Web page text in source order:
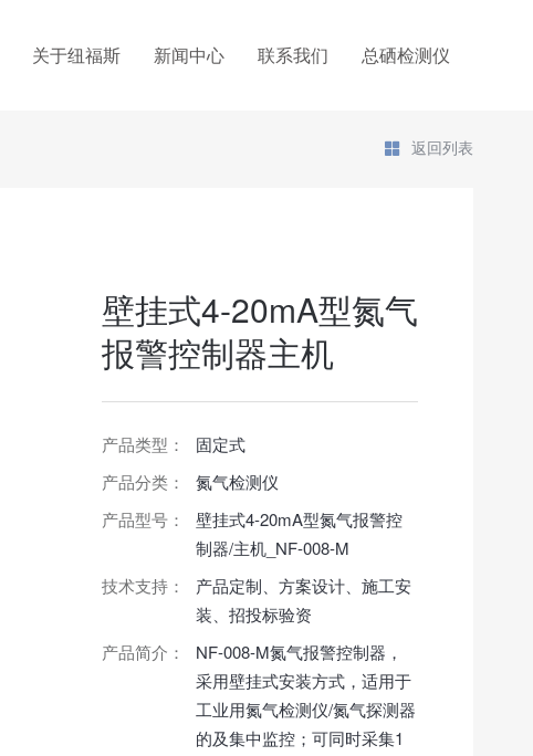
关于纽福斯 新闻中心 联系我们 总硒检测仪
返回列表
壁挂式4-20mA型氮气
报警控制器主机
产品类型：
固定式
产品分类：
氮气检测仪
产品型号：
壁挂式4-20mA型氮气报警控
制器/主机_NF-008-M
技术支持：
产品定制、方案设计、施工安
装、招投标验资
产品简介：
NF-008-M氮气报警控制器，
采用壁挂式安装方式，适用于
工业用氮气检测仪/氮气探测器
的及集中监控；可同时采集1